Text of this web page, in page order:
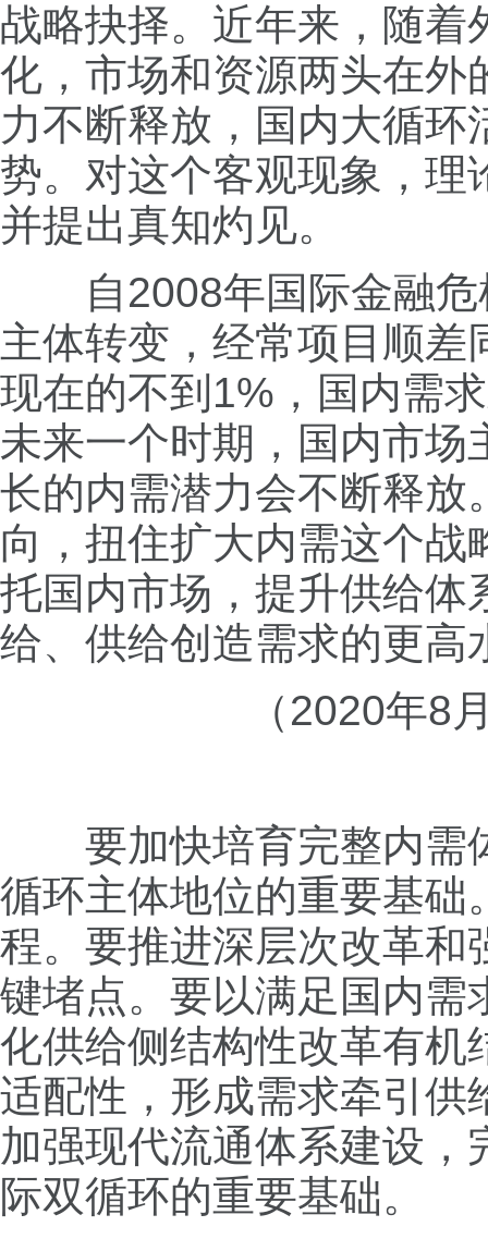
战略抉择。近年来，随着
化，市场和资源两头在外
力不断释放，国内大循
势。对这个客观现象，理
并提出真知灼见。
自2008年国际金融危
主体转变，经常项目顺
现在的不到1%，国内需
未来一个时期，国内市
长的内需潜力会不断释放
向，扭住扩大内需这个
托国内市场，提升供给体
给、供给创造需求的更高
（2020年8
要加快培育完整内需
循环主体地位的重要基础
程。要推进深层次改革和
键堵点。要以满足国内需
化供给侧结构性改革有机
适配性，形成需求牵引供
加强现代流通体系建设
际双循环的重要基础。